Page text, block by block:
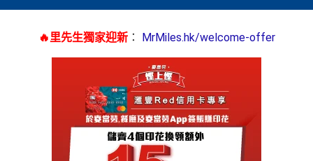
🔥里先生獨家迎新： MrMiles.hk/welcome-offer